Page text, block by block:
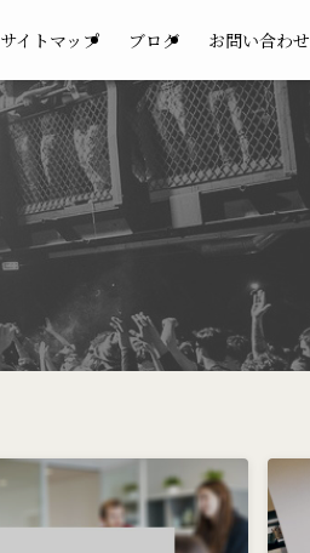
サイトマップ ブログ お問い合わせ